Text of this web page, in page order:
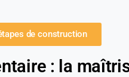
de construction
: la